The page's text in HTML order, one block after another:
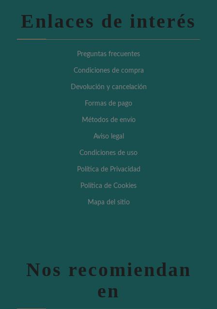
Enlaces de interés
Preguntas frecuentes
Condiciones de compra
Devolución y cancelación
Formas de pago
Métodos de envío
Aviso legal
Condiciones de uso
Política de Privacidad
Política de Cookies
Mapa del sitio
Nos recomiendan
en